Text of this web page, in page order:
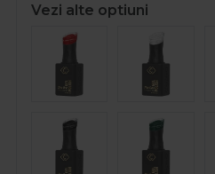
Vezi alte optiuni